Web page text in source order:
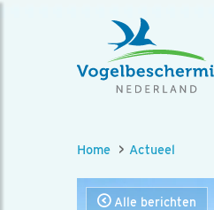
Home Actueel
Alle berichten